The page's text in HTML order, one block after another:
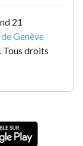
21
Genève
Tous droits